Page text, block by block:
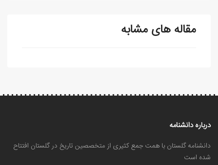
مقاله های مشابه
درباره دانشنامه
دانشنامه گلستان با همت جمع کثیری از متخصصین تاریخ در گلستان افتتاح
شده است